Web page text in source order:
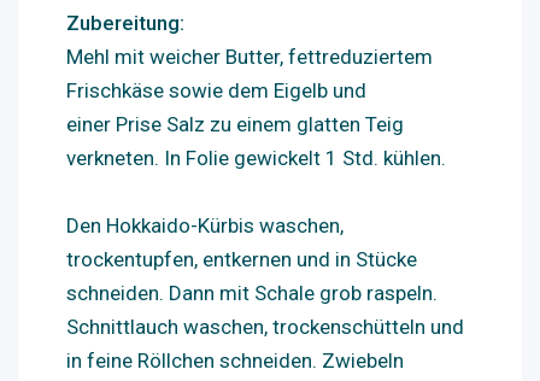
Zubereitung:
Mehl mit weicher Butter, fettreduziertem
Frischkäse sowie dem Eigelb und
einer Prise Salz zu einem glatten Teig
verkneten. In Folie gewickelt 1 Std. kühlen.
Den Hokkaido-Kürbis waschen,
trockentupfen, entkernen und in Stücke
schneiden. Dann mit Schale grob raspeln.
Schnittlauch waschen, trockenschütteln und
in feine Röllchen schneiden. Zwiebeln